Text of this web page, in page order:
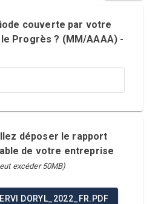
couverte par votre
Progrès ? (MM/AAAA) -
déposer le rapport
de votre entreprise
excéder 50MB)
DORYL_2022_FR.PDF